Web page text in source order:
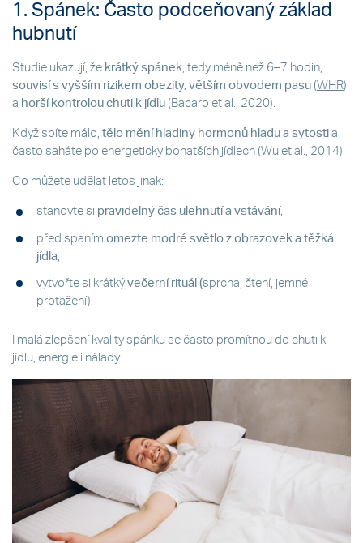
1. Spánek: Často podceňovaný základ
hubnutí
Studie ukazují, že krátký spánek, tedy méně než 6–7 hodin,
souvisí s vyšším rizikem obezity, větším obvodem pasu (WHR)
a horší kontrolou chuti k jídlu (Bacaro et al., 2020).
Když spíte málo, tělo mění hladiny hormonů hladu a sytosti a
často saháte po energeticky bohatších jídlech (Wu et al., 2014).
Co můžete udělat letos jinak:
stanovte si pravidelný čas ulehnutí a vstávání,
před spaním omezte modré světlo z obrazovek a těžká
jídla
vytvořte si krátkývečerní rituál (sprcha, čtení, jemné
protažení).
I malá zlepšení kvality spánku se často promítnou do chuti k
jídlu, energie i nálady.